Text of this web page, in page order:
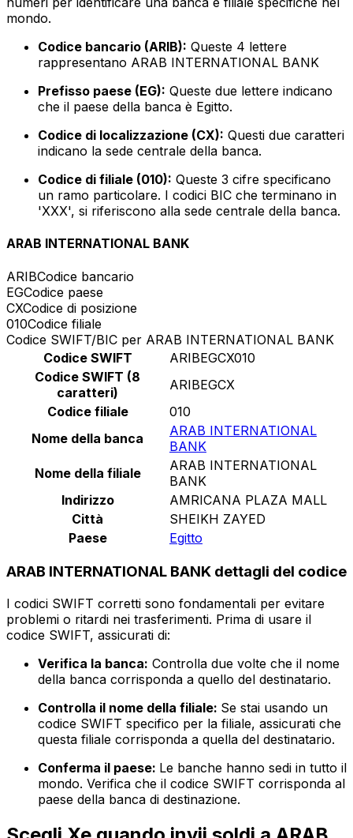
mondo.
Codice bancario (ARIB): Queste 4 lettere
rappresentano ARAB INTERNATIONAL BANK
Prefisso paese (EG): Queste due lettere indicano
che il paese della banca è Egitto.
Codice di localizzazione (CX): Questi due caratteri
indicano la sede centrale della banca.
Codice di filiale (010): Queste 3 cifre specificano
un ramo particolare. I codici BIC che terminano in
'XXX', si riferiscono alla sede centrale della banca.
ARAB INTERNATIONAL BANK
ARIBCodice bancario
EGCodice paese
CXCodice di posizione
010Codice filiale
Codice SWIFT/BIC per ARAB INTERNATIONAL BANK
Codice SWIFT
ARIBEGCX010
Codice SWIFT (8
caratteri)
ARIBEGCX
Codice filiale
010
Nome della banca
ARAB INTERNATIONAL
BANK
Nome della filiale
ARAB INTERNATIONAL
BANK
Indirizzo
AMRICANA PLAZA MALL
Città
SHEIKH ZAYED
Paese
Egitto
ARAB INTERNATIONAL BANK dettagli del codice
I codici SWIFT corretti sono fondamentali per evitare
problemi o ritardi nei trasferimenti. Prima di usare il
codice SWIFT, assicurati di:
Verifica la banca: Controlla due volte che il nome
della banca corrisponda a quello del destinatario.
Controlla il nome della filiale: Se stai usando un
codice SWIFT specifico per la filiale, assicurati che
questa filiale corrisponda a quella del destinatario.
Conferma il paese: Le banche hanno sedi in tutto il
mondo. Verifica che il codice SWIFT corrisponda al
paese della banca di destinazione.